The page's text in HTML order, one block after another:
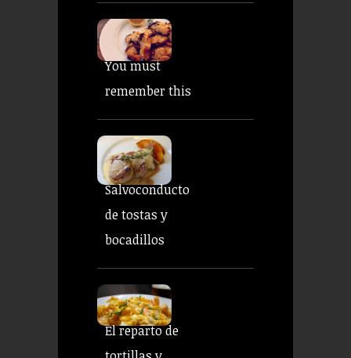
You must
remember this
Salvoconducto
de tostas y
bocadillos
El reparto de